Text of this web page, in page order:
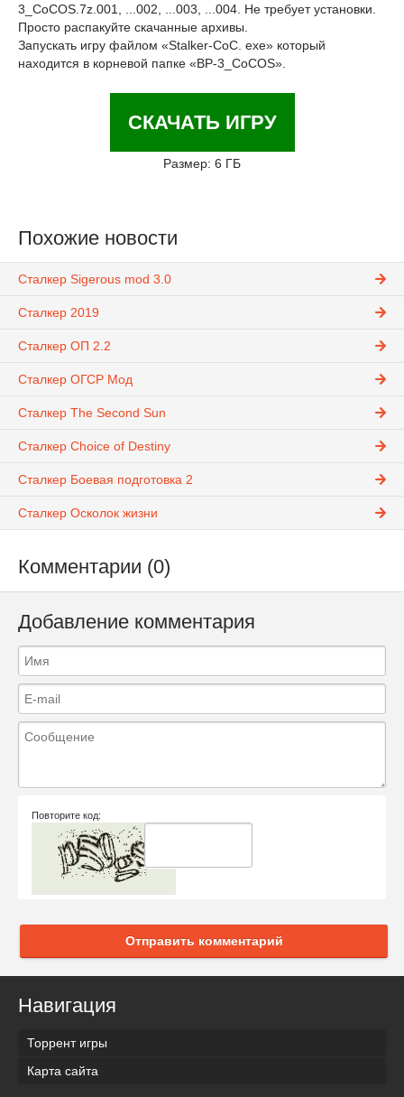
3_CoCOS.7z.001, ...002, ...003, ...004. Не требует установки.
Просто распакуйте скачанные архивы.
Запускать игру файлом «Stalker-CoC. exe» который
находится в корневой папке «BP-3_CoCOS».
СКАЧАТЬ ИГРУ
Размер: 6 ГБ
Похожие новости
Сталкер Sigerous mod 3.0
Сталкер 2019
Сталкер ОП 2.2
Сталкер ОГСР Мод
Сталкер The Second Sun
Сталкер Choice of Destiny
Сталкер Боевая подготовка 2
Сталкер Осколок жизни
Комментарии (0)
Добавление комментария
Повторите код:
Отправить комментарий
Навигация
Торрент игры
Карта сайта